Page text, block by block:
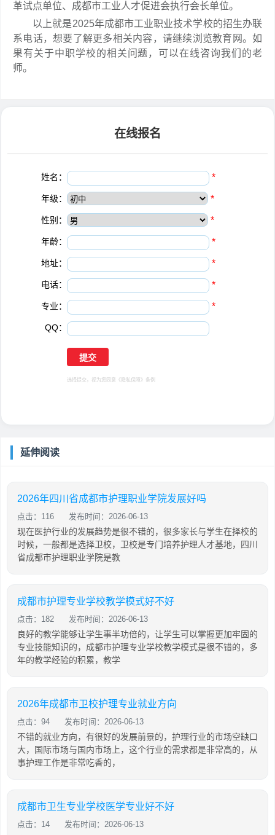
革试点单位、成都市工业人才促进会执行会长单位。
以上就是2025年成都市工业职业技术学校的招生办联
系电话，想要了解更多相关内容，请继续浏览教育网。如
果有关于中职学校的相关问题，可以在线咨询我们的老
师。
在线报名
姓名： *
年级： *
性别： *
年龄： *
地址： *
电话： *
专业： *
QQ：
选择提交，视为您同意 《隐私保障》 条例
延伸阅读
2026年四川省成都市护理职业学院发展好吗
点击：116 发布时间：2026-06-13
现在医护行业的发展趋势是很不错的，很多家长与学生在择校的
时候，一般都是选择卫校，卫校是专门培养护理人才基地，四川
省成都市护理职业学院是教
成都市护理专业学校教学模式好不好
点击：182 发布时间：2026-06-13
良好的教学能够让学生事半功倍的，让学生可以掌握更加牢固的
专业技能知识的，成都市护理专业学校教学模式是很不错的，多
年的教学经验的积累，教学
2026年成都市卫校护理专业就业方向
点击：94 发布时间：2026-06-13
不错的就业方向，有很好的发展前景的，护理行业的市场空缺口
大，国际市场与国内市场上，这个行业的需求都是非常高的，从
事护理工作是非常吃香的，
成都市卫生专业学校医学专业好不好
点击：14 发布时间：2026-06-13